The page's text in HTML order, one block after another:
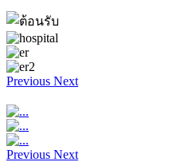
Previous Next
Previous Next